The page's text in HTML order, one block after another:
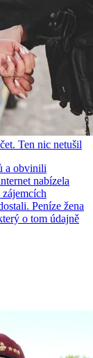
Ten nic netušil
a obvinili
nabízela
Peníze žena
o tom údajně